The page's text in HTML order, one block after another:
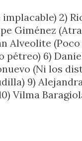
2)
Giménez
Alveolite (Poco
6)
(Ni los
9)
Vilma